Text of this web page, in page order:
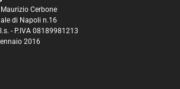
Cerbone
di Napoli n.16
- P.IVA 08189981213
2016